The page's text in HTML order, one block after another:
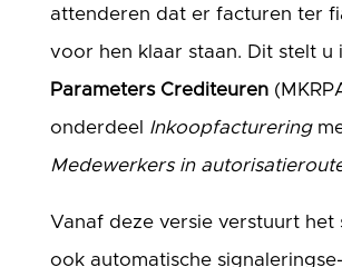
attenderen dat er facturen ter
voor hen klaar staan. Dit stelt u
Parameters Crediteuren
onderdeel Inkoopfacturering
Medewerkers in
Vanaf deze versie verstuurt het
ook automatische